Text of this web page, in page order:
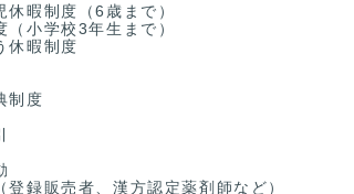
暇制度（6歳まで）
小学校3年生まで）
休暇制度
制度
登録販売者、漢方認定薬剤師など）